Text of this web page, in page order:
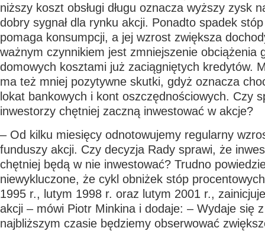
niższy koszt obsługi długu oznacza wyższy zysk
dobry sygnał dla rynku akcji. Ponadto spadek
pomaga konsumpcji, a jej wzrost zwiększa
ważnym czynnikiem jest zmniejszenie obciążenia
domowych kosztami już zaciągniętych kredytów.
ma też mniej pozytywne skutki, gdyż oznacza
lokat bankowych i kont oszczędnościowych. Czy
inwestorzy chętniej zaczną inwestować w akcje?
– Od kilku miesięcy odnotowujemy regularny
funduszy akcji. Czy decyzja Rady sprawi, że
chętniej będą w nie inwestować? Trudno
niewykluczone, że cykl obniżek stóp
1995 r., lutym 1998 r. oraz lutym 2001 r.,
akcji – mówi Piotr Minkina i dodaje: – Wydaje się
najbliższym czasie będziemy obserwować